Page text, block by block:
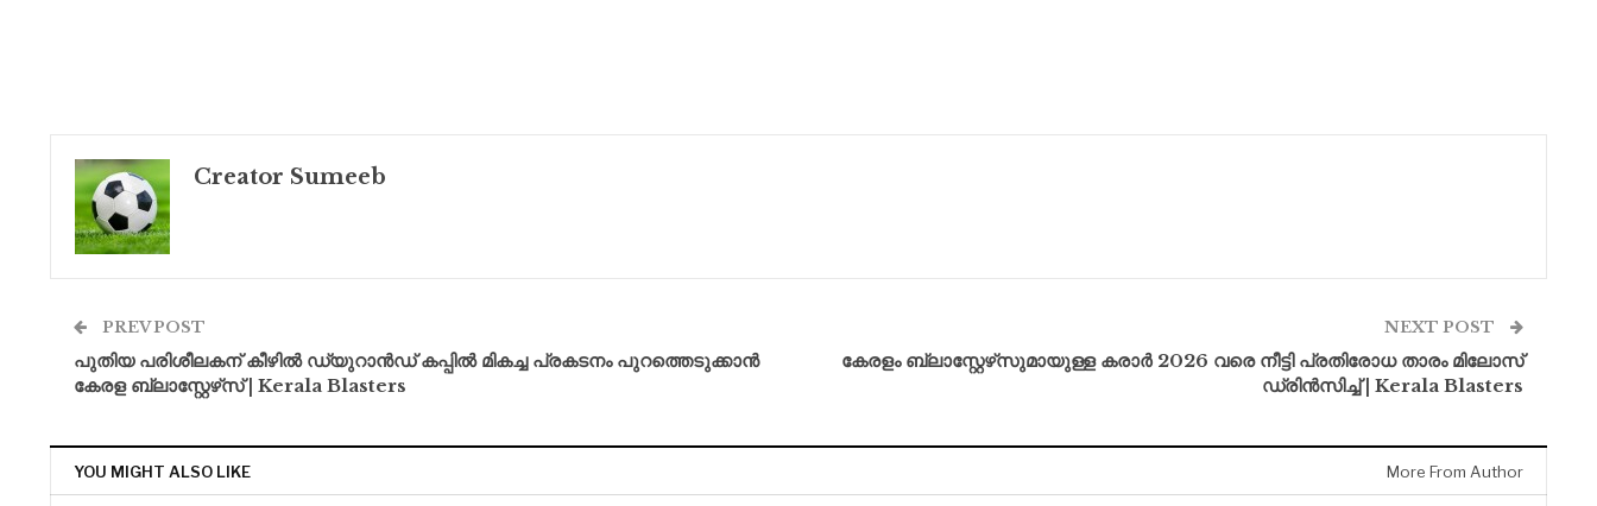
Creator Sumeeb
PREV POST
പുതിയ പരിശീലകന് കീഴിൽ ഡ്യുറാൻഡ് കപ്പിൽ മികച്ച പ്രകടനം പുറത്തെടുക്കാൻ
കേരള ബ്ലാസ്റ്റേഴ്‌സ് | Kerala Blasters
NEXT POST
കേരളം ബ്ലാസ്റ്റേഴ്‌സുമായുള്ള കരാർ 2026 വരെ നീട്ടി പ്രതിരോധ താരം മിലോസ്
ഡ്രിൻസിച്ച് | Kerala Blasters
YOU MIGHT ALSO LIKE More From Author